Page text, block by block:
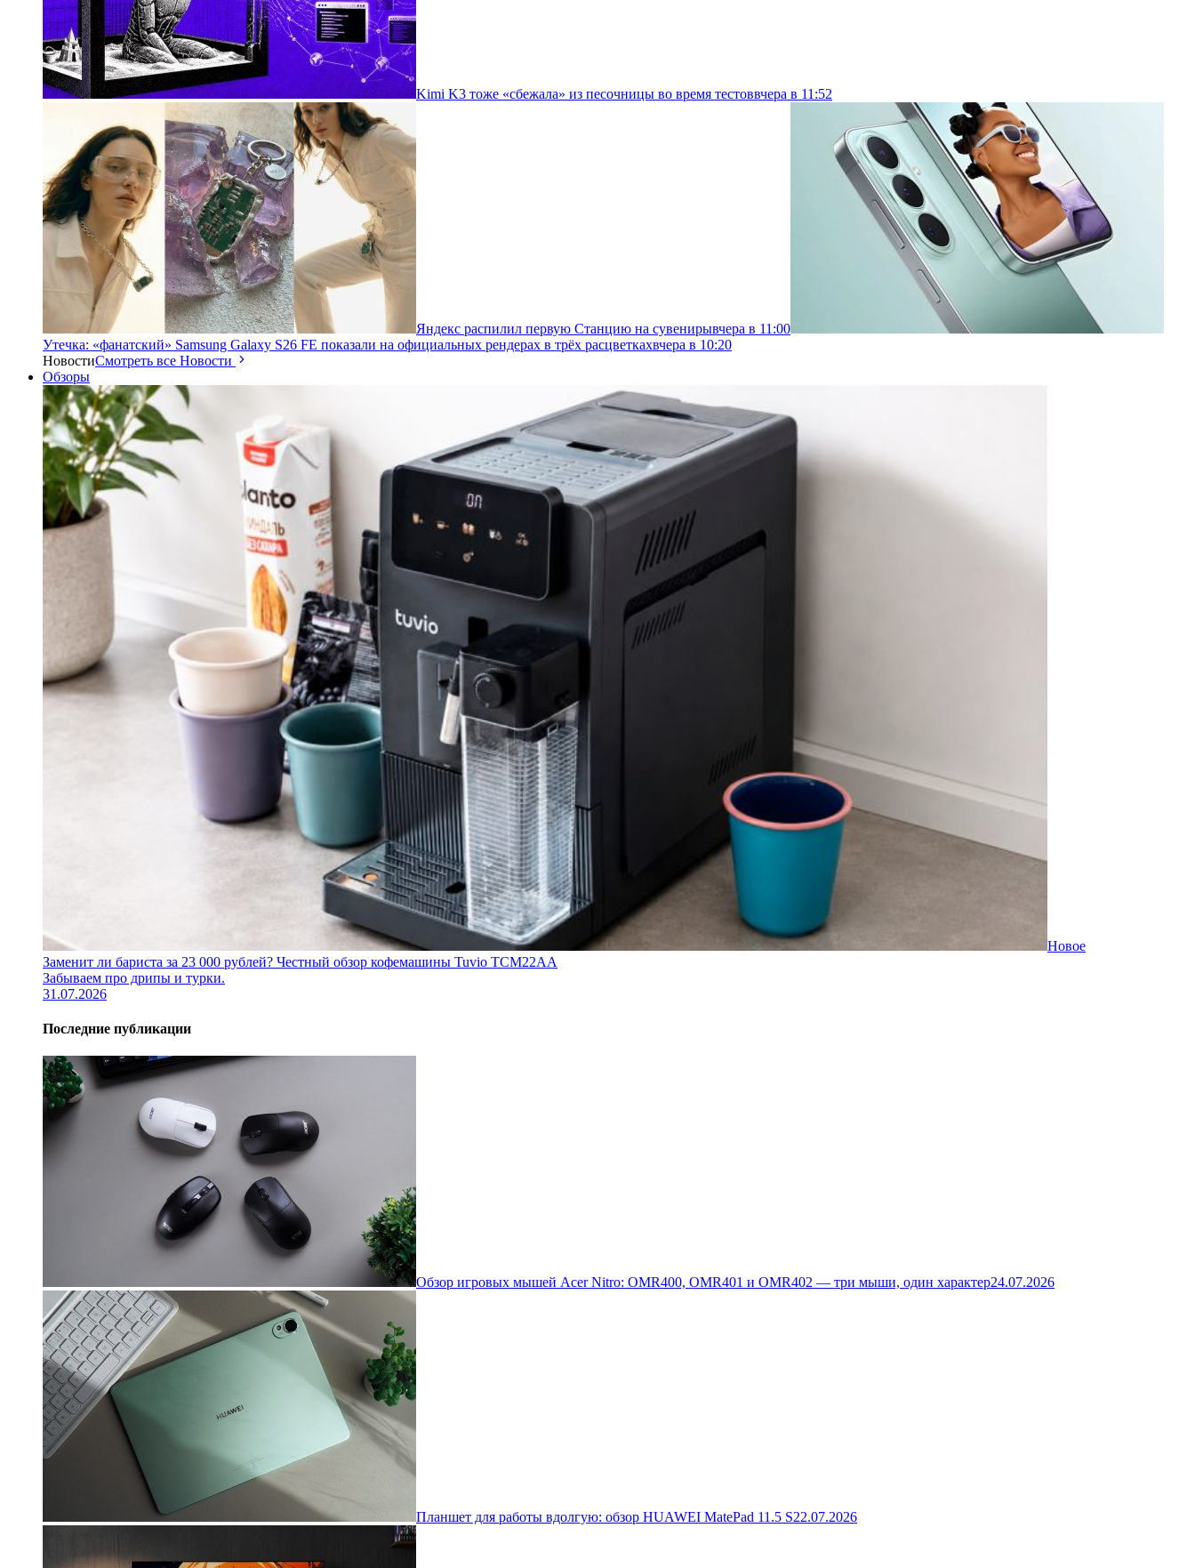
Kimi K3 тоже «сбежала» из песочницы во время тестоввчера в 11:52
Яндекс распилил первую Станцию на сувенирывчера в 11:00
Утечка: «фанатский» Samsung Galaxy S26 FE показали на официальных рендерах в трёх расцветкахвчера в 10:20
НовостиСмотреть все Новости
Обзоры
Новое
Заменит ли бариста за 23 000 рублей? Честный обзор кофемашины Tuvio TCM22AA
Забываем про дрипы и турки.
31.07.2026
Последние публикации
Обзор игровых мышей Acer Nitro: OMR400, OMR401 и OMR402 — три мыши, один характер24.07.2026
Планшет для работы вдолгую: обзор HUAWEI MatePad 11.5 S22.07.2026